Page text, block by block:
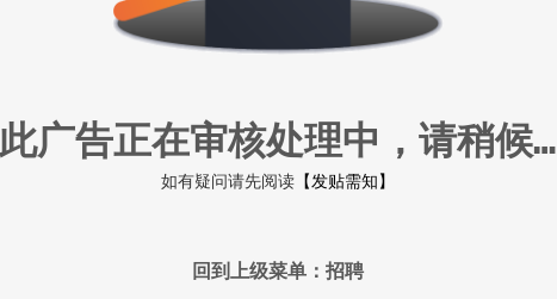
此广告正在审核处理中，请稍候…
如有疑问请先阅读【发贴需知】
回到上级菜单：招聘